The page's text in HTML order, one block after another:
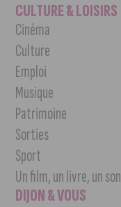
CULTURE & LOISIRS
Cinéma
Culture
Emploi
Musique
Patrimoine
Sorties
Sport
Un film, un livre, un son
DIJON & VOUS